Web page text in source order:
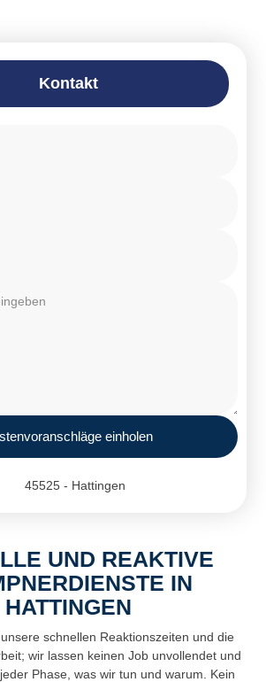
Kontakt
einholen
UND REAKTIVE
IN
HATTINGEN
schnellen Reaktionszeiten und die
wir lassen keinen Job unvollendet und
Phase, was wir tun und warum. Kein